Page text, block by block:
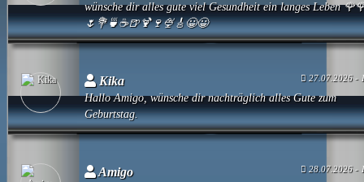
wünsche dir alles gute viel Gesundheit ein langes Leben
🌷💐🍵☕🍺🍹🍷🍨🎸😀😀
Kika 27.07.2026 -
Hallo Amigo, wünsche dir nachträglich alles Gute zum
Geburtstag.
Amigo 28.07.2026 -